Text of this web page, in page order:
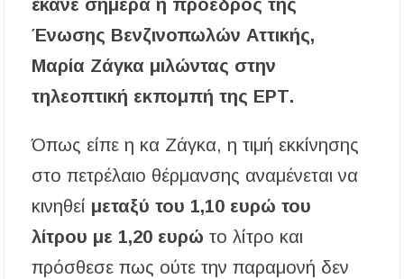
Διακοπές ρεύματος σε περιοχές της Χαλκιδικής
– Πότε και πού θα σημειωθούν
Νέες χρηματοδοτήσεις από το Πράσινο Ταμείο
πανήγυρη του Παρεκκλησίου Μεταμορφώσεως
Έρευνα απαντάει: Πόσο χρόνο κερδίζουμε
υπερβαίνοντας το όριο ταχύτητας;
έκανε σήμερα η πρόεδρος της
Ένωσης Βενζινοπωλών Αττικής,
Μαρία Ζάγκα μιλώντας στην
τηλεοπτική εκπομπή της ΕΡΤ.
Όπως είπε η κα Ζάγκα, η τιμή εκκίνησης
στο πετρέλαιο θέρμανσης αναμένεται να
κινηθεί μεταξύ του 1,10 ευρώ του
λίτρου με 1,20 ευρώ το λίτρο και
πρόσθεσε πως ούτε την παραμονή δεν